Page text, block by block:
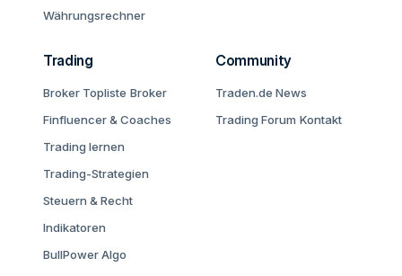
Währungsrechner
Trading
Broker Topliste Broker
Finfluencer & Coaches
Trading lernen
Trading-Strategien
Steuern & Recht
Indikatoren
BullPower Algo
Community
Traden.de News
Trading Forum Kontakt